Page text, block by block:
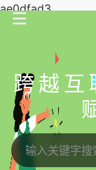
ae0dfad3
跨越互